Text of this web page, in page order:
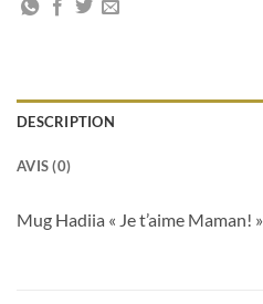
DESCRIPTION
AVIS (0)
Mug Hadiia « Je t’aime Maman! »